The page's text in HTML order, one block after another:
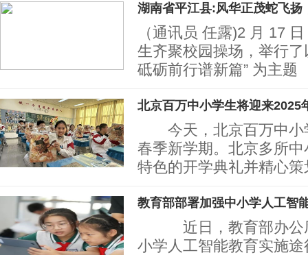
湖南省平江县:风华正茂蛇飞扬
（通讯员 任露)2 月 17
生齐聚校园操场，举行了
砥砺前行谱新篇” 为主题
北京百万中小学生将迎来2025
今天，北京百万中小
春季新学期。北京多所
特色的开学典礼并精心策
教育部部署加强中小学人工智
近日，教育部办公厅
小学人工智能教育实施